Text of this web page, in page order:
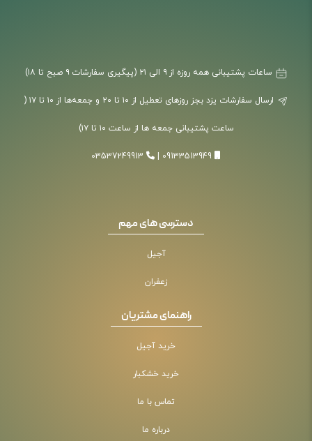
ارسال سفارشات یزد بجز روزهای تعطیل از ۱۰ تا ۲۰ و جمعه‌ها از ۱۰ تا ۱۷ (
ساعت پشتیبانی جمعه ها از ساعت ۱۰ تا ۱۷)
09133513949
03537249913
دسترسی های مهم
آجیل
زعفران
راهنمای مشتریان
خرید آجیل
خرید خشکبار
تماس با ما
درباره ما